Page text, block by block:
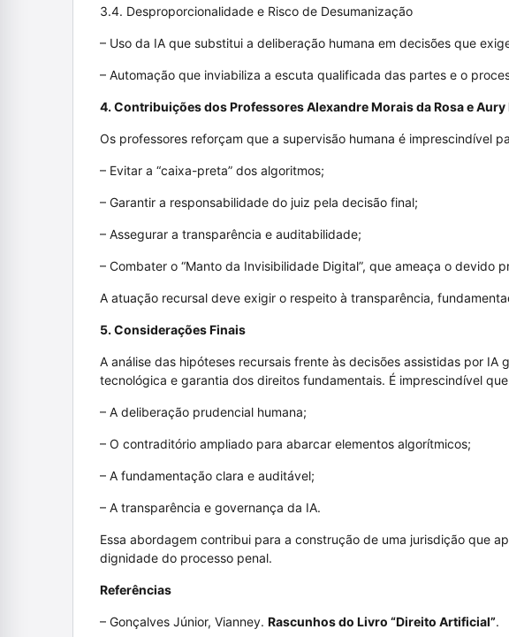
3.4. Desproporcionalidade e Risco de Desumanização
– Uso da IA que substitui a deliberação humana em decisões que
– Automação que inviabiliza a escuta qualificada das partes e o
4. Contribuições dos Professores Alexandre Morais da Rosa e Aury
Os professores reforçam que a supervisão humana é imprescindível
– Evitar a “caixa-preta” dos algoritmos;
– Garantir a responsabilidade do juiz pela decisão final;
– Assegurar a transparência e auditabilidade;
– Combater o “Manto da Invisibilidade Digital”, que ameaça o devido
A atuação recursal deve exigir o respeito à transparência,
5. Considerações Finais
A análise das hipóteses recursais frente às decisões assistidas por
tecnológica e garantia dos direitos fundamentais. É imprescindível
– A deliberação prudencial humana;
– O contraditório ampliado para abarcar elementos algorítmicos;
– A fundamentação clara e auditável;
– A transparência e governança da IA.
Essa abordagem contribui para a construção de uma jurisdição que
dignidade do processo penal.
Referências
– Gonçalves Júnior, Vianney. Rascunhos do Livro “Direito Artificial”.